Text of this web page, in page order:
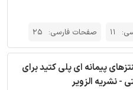
11 صفحات فارسی: 25
پیمانه ای پلی کتید برای
- نشریه الزویر